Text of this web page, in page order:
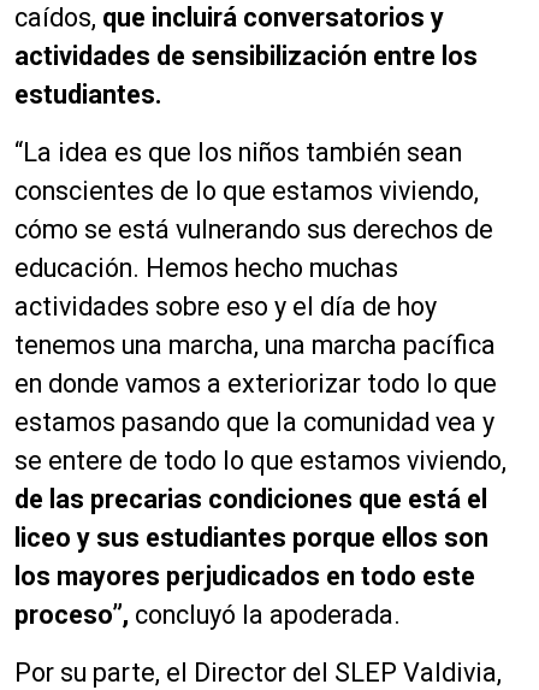
caídos, que incluirá conversatorios y
actividades de sensibilización entre los
estudiantes.
“La idea es que los niños también sean
conscientes de lo que estamos viviendo,
cómo se está vulnerando sus derechos de
educación. Hemos hecho muchas
actividades sobre eso y el día de hoy
tenemos una marcha, una marcha pacífica
en donde vamos a exteriorizar todo lo que
estamos pasando que la comunidad vea y
se entere de todo lo que estamos viviendo,
de las precarias condiciones que está el
liceo y sus estudiantes porque ellos son
los mayores perjudicados en todo este
proceso”, concluyó la apoderada.
Por su parte, el Director del SLEP Valdivia,